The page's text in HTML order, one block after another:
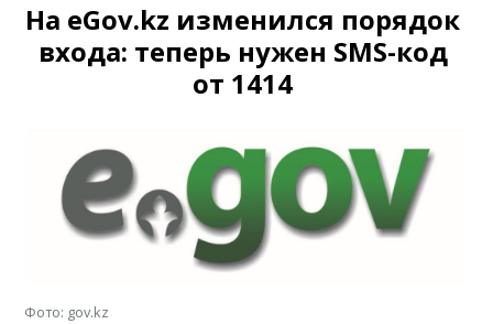
На eGov.kz изменился порядок
входа: теперь нужен SMS-код
от 1414
Фото: gov.kz